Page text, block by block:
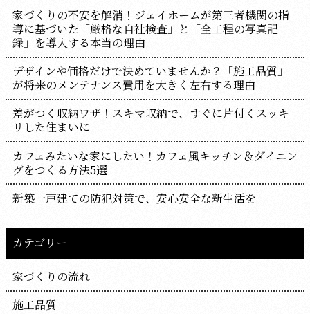
家づくりの不安を解消！ジェイホームが第三者機関の指
導に基づいた「厳格な自社検査」と「全工程の写真記
録」を導入する本当の理由
デザインや価格だけで決めていませんか？「施工品質」
が将来のメンテナンス費用を大きく左右する理由
差がつく収納ワザ！スキマ収納で、すぐに片付くスッキ
リした住まいに
カフェみたいな家にしたい！カフェ風キッチン＆ダイニン
グをつくる方法5選
新築一戸建ての防犯対策で、安心安全な新生活を
カテゴリー
家づくりの流れ
施工品質